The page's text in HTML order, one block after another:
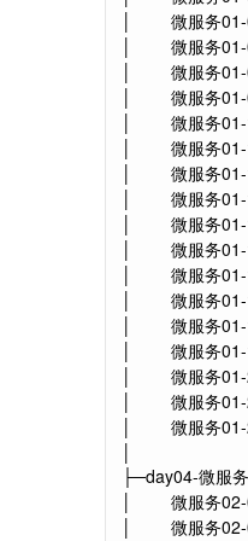
│ 微服务01-
│ 微服务01-
│ 微服务01-
│ 微服务01-
│ 微服务01-
│ 微服务01-
│ 微服务01-
│ 微服务01-
│ 微服务01-
│ 微服务01-
│ 微服务01-
│ 微服务01-
│ 微服务01-
│ 微服务01-
│ 微服务01-
│ 微服务01-
│ 微服务01-
├─day04-微服
│ 微服务02-
│ 微服务02-